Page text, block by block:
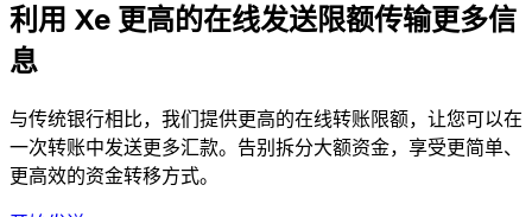
利用 Xe 更高的在线发送限额传输更多信
息
与传统银行相比，我们提供更高的在线转账限额，让您可以在
一次转账中发送更多汇款。告别拆分大额资金，享受更简单、
更高效的资金转移方式。